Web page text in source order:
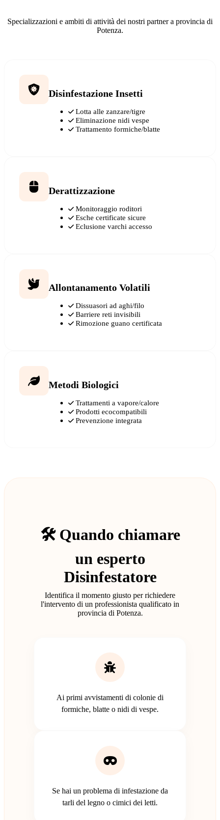
Specializzazioni e ambiti di attività dei nostri partner a provincia di
Potenza.
Disinfestazione Insetti
Lotta alle zanzare/tigre
Eliminazione nidi vespe
Trattamento formiche/blatte
Derattizzazione
Monitoraggio roditori
Esche certificate sicure
Eclusione varchi accesso
Allontanamento Volatili
Dissuasori ad aghi/filo
Barriere reti invisibili
Rimozione guano certificata
Metodi Biologici
Trattamenti a vapore/calore
Prodotti ecocompatibili
Prevenzione integrata
🛠️ Quando chiamare
un esperto
Disinfestatore
Identifica il momento giusto per richiedere
l'intervento di un professionista qualificato in
provincia di Potenza.
Ai primi avvistamenti di colonie di
formiche, blatte o nidi di vespe.
Se hai un problema di infestazione da
tarli del legno o cimici dei letti.